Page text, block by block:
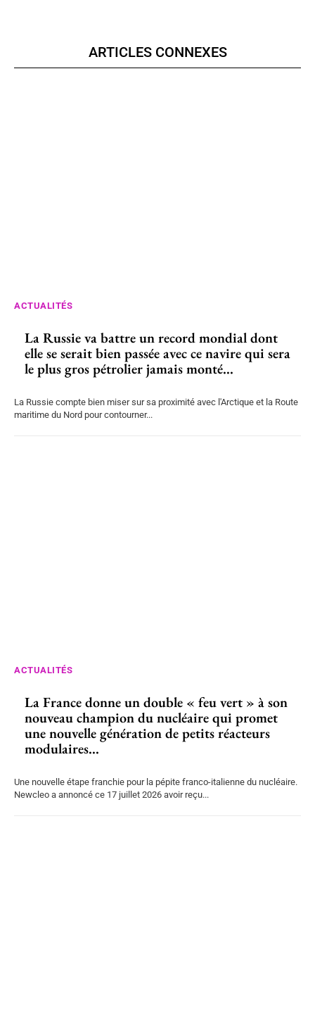
ARTICLES CONNEXES
ACTUALITÉS
La Russie va battre un record mondial dont
elle se serait bien passée avec ce navire qui sera
le plus gros pétrolier jamais monté...
La Russie compte bien miser sur sa proximité avec l'Arctique et la Route
maritime du Nord pour contourner...
ACTUALITÉS
La France donne un double « feu vert » à son
nouveau champion du nucléaire qui promet
une nouvelle génération de petits réacteurs
modulaires...
Une nouvelle étape franchie pour la pépite franco-italienne du nucléaire.
Newcleo a annoncé ce 17 juillet 2026 avoir reçu...